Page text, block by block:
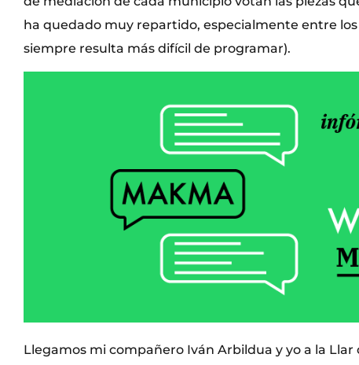
ha quedado muy repartido, especialmente entre
siempre resulta más difícil de programar).
Llegamos mi compañero Iván Arbildua y yo a la